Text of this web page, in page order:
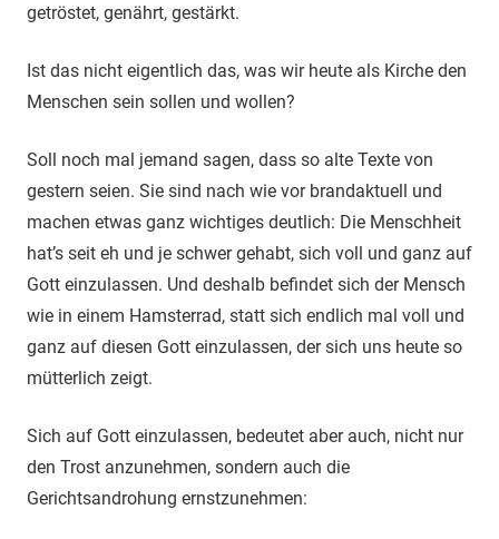
getröstet, genährt, gestärkt.
Ist das nicht eigentlich das, was wir heute als Kirche den
Menschen sein sollen und wollen?
Soll noch mal jemand sagen, dass so alte Texte von
gestern seien. Sie sind nach wie vor brandaktuell und
machen etwas ganz wichtiges deutlich: Die Menschheit
hat’s seit eh und je schwer gehabt, sich voll und ganz auf
Gott einzulassen. Und deshalb befindet sich der Mensch
wie in einem Hamsterrad, statt sich endlich mal voll und
ganz auf diesen Gott einzulassen, der sich uns heute so
mütterlich zeigt.
Sich auf Gott einzulassen, bedeutet aber auch, nicht nur
den Trost anzunehmen, sondern auch die
Gerichtsandrohung ernstzunehmen: